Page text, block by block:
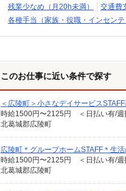
残業少なめ（月20h未満）
交通費
各種手当（家族・役職・インセンテ
このお仕事に近い条件で探す
＜広陵町＞小さなデイサービス
時給1500円〜2125円 ＜日払い有/週
北葛城郡広陵町
広陵町＊グループホームSTAFF＊生
時給1500円〜2125円 ＜日払い有/週
北葛城郡広陵町